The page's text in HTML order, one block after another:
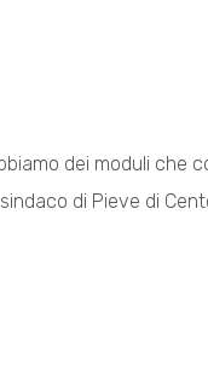
dei moduli che
di Pieve di